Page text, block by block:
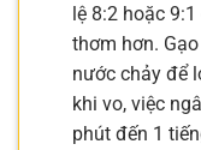
lệ 8:2 hoặc
thơm hơn.
nước chảy để
khi vo, việc
phút đến 1